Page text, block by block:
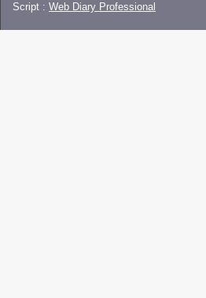
Script : Web Diary Professional